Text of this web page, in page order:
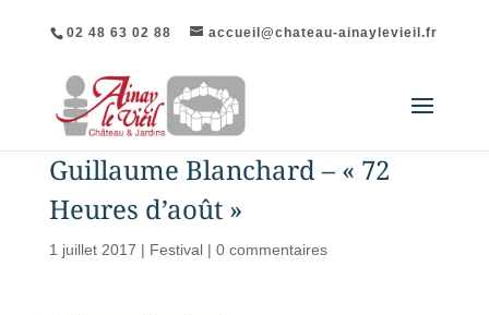
02 48 63 02 88 accueil@chateau-ainaylevieil.fr
Guillaume Blanchard – « 72
Heures d’août »
1 juillet 2017 | Festival| 0 commentaires